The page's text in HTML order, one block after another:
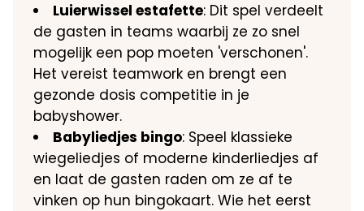
Luierwissel estafette: Dit spel verdeelt
de gasten in teams waarbij ze zo snel
mogelijk een pop moeten 'verschonen'.
Het vereist teamwork en brengt een
gezonde dosis competitie in je
babyshower.
Babyliedjes bingo: Speel klassieke
wiegeliedjes of moderne kinderliedjes af
en laat de gasten raden om ze af te
vinken op hun bingokaart. Wie het eerst